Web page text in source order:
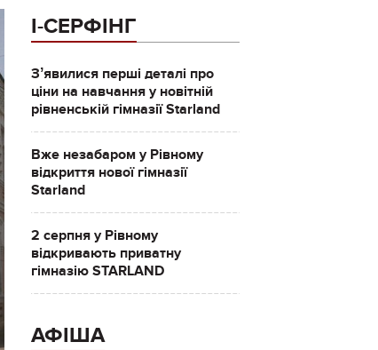
І-СЕРФІНГ
Зʼявилися перші деталі про
ціни на навчання у новітній
рівненській гімназії Starland
Вже незабаром у Рівному
відкриття нової гімназії
Starland
2 серпня у Рівному
відкривають приватну
гімназію STARLAND
АФІША